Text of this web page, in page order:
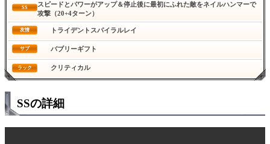
SS
スピードとパワーがアップ＆停止後に最初にふれた敵をネイルハンマーで
攻撃（20+4ターン）
友情 トライデントスパイラルレイ
サブ バブリーギフト
ラック クリティカル
SSの詳細